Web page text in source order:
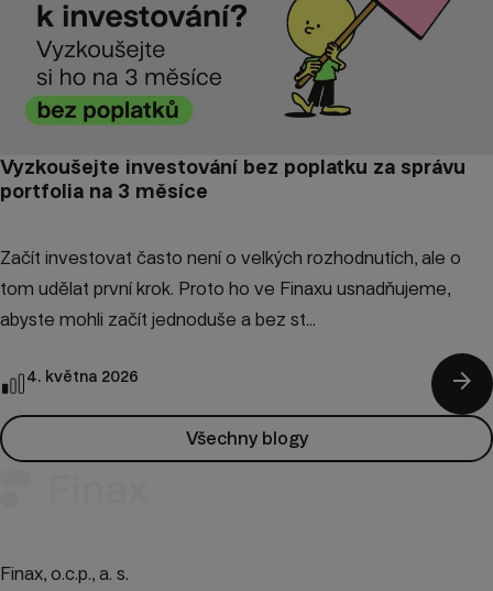
Vyzkoušejte investování bez poplatku za správu
portfolia na 3 měsíce
Začít investovat často není o velkých rozhodnutích, ale o
tom udělat první krok. Proto ho ve Finaxu usnadňujeme,
abyste mohli začít jednoduše a bez st...
4. května 2026 arrow_forward
Všechny blogy
Finax, o.c.p., a. s.